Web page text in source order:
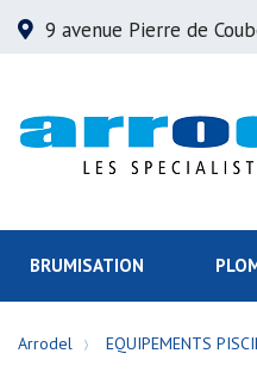
9 avenue Pierre de
BRUMISATION
Arrodel EQUIPEMENTS